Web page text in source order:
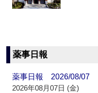
薬事日報
薬事日報 2026/08/07
2026年08月07日 (金)